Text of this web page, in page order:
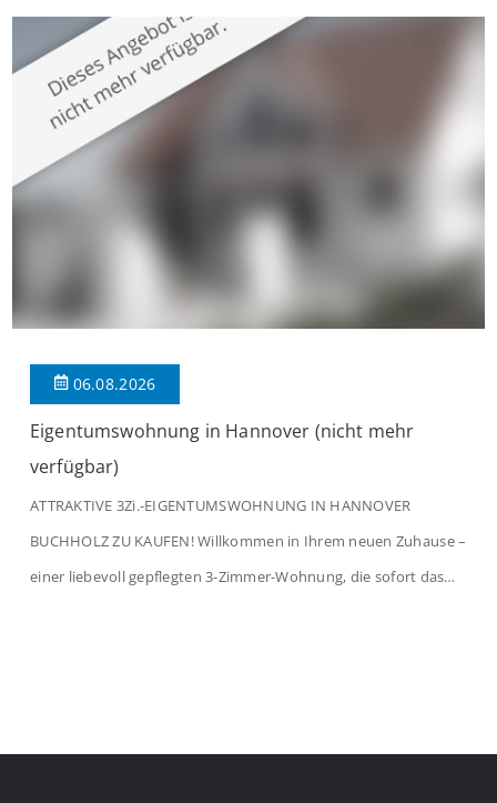
großzügige Räume und eine hochwertige Ausstattung, die
modernen Wohnkomfort mit einem stilvollen Ambiente
verbindet. Der […]
06.08.2026
Eigentumswohnung in Hannover (nicht mehr
verfügbar)
ATTRAKTIVE 3Zi.-EIGENTUMSWOHNUNG IN HANNOVER
BUCHHOLZ ZU KAUFEN! Willkommen in Ihrem neuen Zuhause –
einer liebevoll gepflegten 3-Zimmer-Wohnung, die sofort das